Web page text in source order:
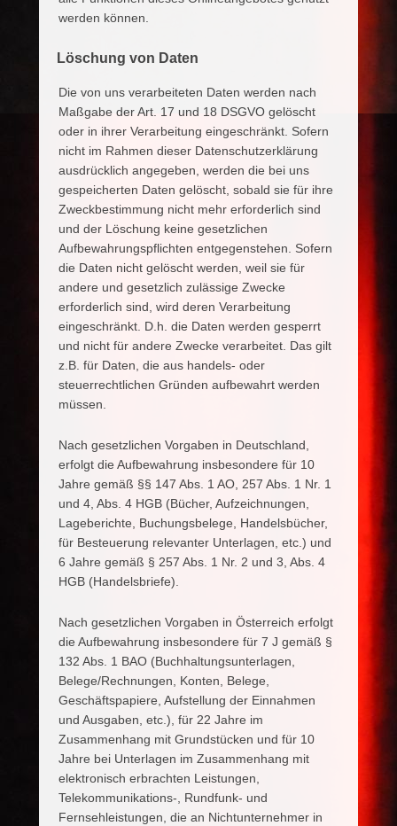
werden können.
Löschung von Daten
Die von uns verarbeiteten Daten werden nach
Maßgabe der Art. 17 und 18 DSGVO gelöscht
oder in ihrer Verarbeitung eingeschränkt. Sofern
nicht im Rahmen dieser Datenschutzerklärung
ausdrücklich angegeben, werden die bei uns
gespeicherten Daten gelöscht, sobald sie für ihre
Zweckbestimmung nicht mehr erforderlich sind
und der Löschung keine gesetzlichen
Aufbewahrungspflichten entgegenstehen. Sofern
die Daten nicht gelöscht werden, weil sie für
andere und gesetzlich zulässige Zwecke
erforderlich sind, wird deren Verarbeitung
eingeschränkt. D.h. die Daten werden gesperrt
und nicht für andere Zwecke verarbeitet. Das gilt
z.B. für Daten, die aus handels- oder
steuerrechtlichen Gründen aufbewahrt werden
müssen.
Nach gesetzlichen Vorgaben in Deutschland,
erfolgt die Aufbewahrung insbesondere für 10
Jahre gemäß §§ 147 Abs. 1 AO, 257 Abs. 1 Nr. 1
und 4, Abs. 4 HGB (Bücher, Aufzeichnungen,
Lageberichte, Buchungsbelege, Handelsbücher,
für Besteuerung relevanter Unterlagen, etc.) und
6 Jahre gemäß § 257 Abs. 1 Nr. 2 und 3, Abs. 4
HGB (Handelsbriefe).
Nach gesetzlichen Vorgaben in Österreich erfolgt
die Aufbewahrung insbesondere für 7 J gemäß §
132 Abs. 1 BAO (Buchhaltungsunterlagen,
Belege/Rechnungen, Konten, Belege,
Geschäftspapiere, Aufstellung der Einnahmen
und Ausgaben, etc.), für 22 Jahre im
Zusammenhang mit Grundstücken und für 10
Jahre bei Unterlagen im Zusammenhang mit
elektronisch erbrachten Leistungen,
Telekommunikations-, Rundfunk- und
Fernsehleistungen, die an Nichtunternehmer in